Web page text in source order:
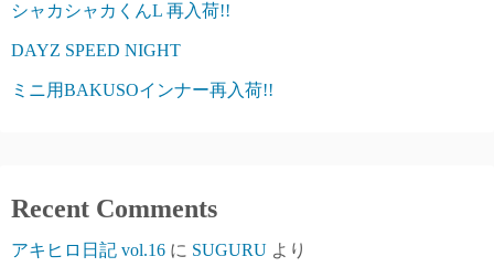
シャカシャカくんL 再入荷!!
DAYZ SPEED NIGHT
ミニ用BAKUSOインナー再入荷!!
Recent Comments
アキヒロ日記 vol.16 に SUGURU より